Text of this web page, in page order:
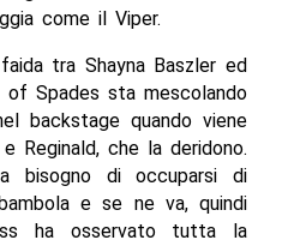
come il Viper.
tra Shayna Baszler ed
of Spades sta mescolando
backstage quando viene
Reginald, che la deridono.
bisogno di occuparsi di
e se ne va, quindi
ha osservato tutta la